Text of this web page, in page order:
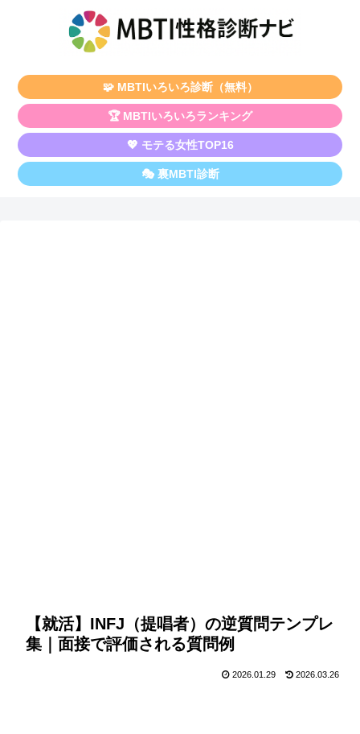
🧩 MBTIいろいろ診断（無料）
🏆 MBTIいろいろランキング
💖 モテる女性TOP16
🎭 裏MBTI診断
【就活】INFJ（提唱者）の逆質問テンプレ
集｜面接で評価される質問例
2026.01.29 2026.03.26